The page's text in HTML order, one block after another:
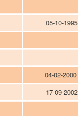
05-10-1995
04-02-2000
17-09-2002